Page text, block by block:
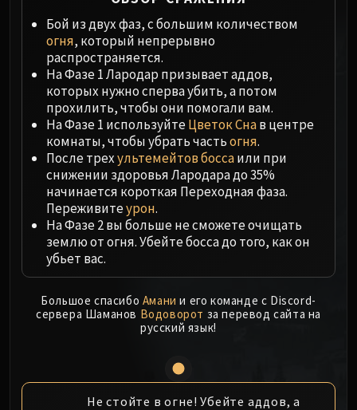
Ji-Kun
Durumu the Forgotten
Primordius
Dark Animus
Iron Qon
Twin Empyreans
Lei Shen
Ra-den
MANAFORGE OMEGA
Plexus Sentinel
Loom'ithar
Soulbinder Naazindhri
Fractillus
Nexus-King Salhadaar
MSV / HOF / TOES
Бой из двух фаз, с большим количеством
огня, который непрерывно
распространяется.
На Фазе 1 Лародар призывает аддов,
которых нужно сперва убить, а потом
прохилить, чтобы они помогали вам.
На Фазе 1 используйтеЦветок Снав центре
комнаты, чтобы убрать частьогня.
После трехультемейтов боссаили при
снижении здоровья Лародара до 35%
начинается короткая Переходная фаза.
Переживитеурон.
На Фазе 2 вы больше не сможете очищать
землю от огня. Убейте босса до того, как он
убьет вас.
Большое спасибо Амани и его команде с Discord-
сервера Шаманов Водоворот за перевод сайта на
русский язык!
Не стойте в огне! Убейте аддов, а